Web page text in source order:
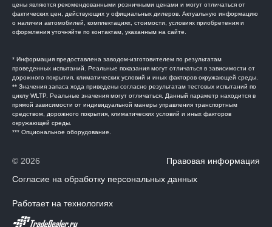
цены являются рекомендованными розничными ценами и могут отличаться от
фактических цен, действующих у официальных дилеров. Актуальную информацию
о наличии автомобилей, комплектациях, стоимости, условиях приобретения и
оформления уточняйте по контактам, указанным на сайте.
* Информация предоставлена заводом-изготовителем по результатам
проведенных испытаний. Реальные показания могут отличаться в зависимости от
дорожного покрытия, климатических условий и иных факторов окружающей среды.
** Значения запаса хода приведены согласно результатам тестовых испытаний по
циклу WLTP. Реальные значения могут отличаться. Данный параметр находится в
прямой зависимости от индивидуальной манеры управления транспортным
средством, дорожного покрытия, климатических условий и иных факторов
окружающей среды.
*** Опциональное оборудование.
© 2026
Правовая информация
Согласие на обработку персональных данных
Работает на технологиях